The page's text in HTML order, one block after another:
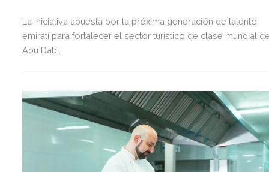
La iniciativa apuesta por la próxima generación de talento
emiratí para fortalecer el sector turístico de clase mundial
Abu Dabi.